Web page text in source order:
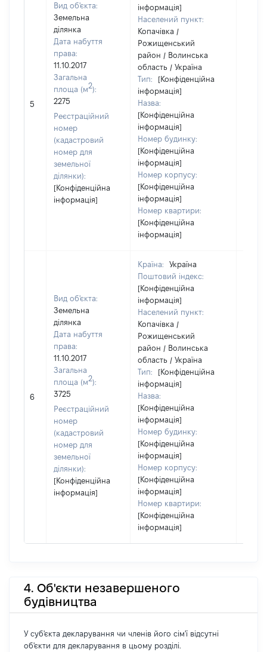
5
Вид об'єкта:
Земельна
ділянка
Дата набуття
права:
11.10.2017
Загальна
площа (м2):
2275
Реєстраційний
номер
(кадастровий
номер для
земельної
ділянки):
[Конфіденційна
інформація]
інформація]
Населений пункт:
Копачівка /
Рожищенський
район / Волинська
область / Україна
Тип:
[Конфіденційна
інформація]
Назва:
[Конфіденційна
інформація]
Номер будинку:
[Конфіденційна
інформація]
Номер корпусу:
[Конфіденційна
інформація]
Номер квартири:
[Конфіденційна
інформація]
6
Вид об'єкта:
Земельна
ділянка
Дата набуття
права:
11.10.2017
Загальна
площа (м2):
3725
Реєстраційний
номер
(кадастровий
номер для
земельної
ділянки):
[Конфіденційна
інформація]
Країна:
Україна
Поштовий індекс:
[Конфіденційна
інформація]
Населений пункт:
Копачівка /
Рожищенський
район / Волинська
область / Україна
Тип:
[Конфіденційна
інформація]
Назва:
[Конфіденційна
інформація]
Номер будинку:
[Конфіденційна
інформація]
Номер корпусу:
[Конфіденційна
інформація]
Номер квартири:
[Конфіденційна
інформація]
4. Об'єкти незавершеного
будівництва
У суб'єкта декларування чи членів його сім'ї відсутні
об'єкти для декларування в цьому розділі.